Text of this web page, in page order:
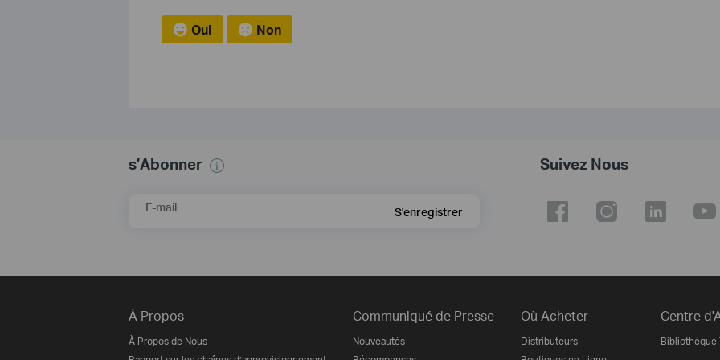
Oui Non
s’Abonner
E-mail S'enregistrer
Suivez Nous
À Propos
À Propos de Nous
Communiqué de Presse
Nouveautés
Où Acheter
Distributeurs
Centre
Bibliothèque